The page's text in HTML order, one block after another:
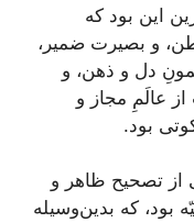
اين بود كه
و بصيرت ضمير،
دل و ذهن، و
عالَمِ مجاز و
بود.
از تصحيح ظاهر و
بود، كه بدين‌وسيله